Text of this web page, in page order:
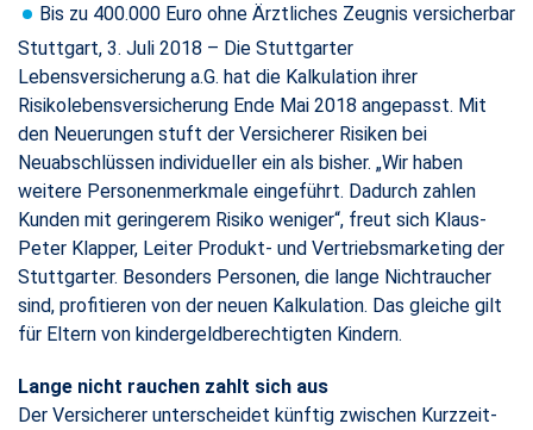
Bis zu 400.000 Euro ohne Ärztliches Zeugnis versicherbar
Stuttgart, 3. Juli 2018 – Die Stuttgarter
Lebensversicherung a.G. hat die Kalkulation ihrer
Risikolebensversicherung Ende Mai 2018 angepasst. Mit
den Neuerungen stuft der Versicherer Risiken bei
Neuabschlüssen individueller ein als bisher. „Wir haben
weitere Personenmerkmale eingeführt. Dadurch zahlen
Kunden mit geringerem Risiko weniger“, freut sich Klaus-
Peter Klapper, Leiter Produkt- und Vertriebsmarketing der
Stuttgarter. Besonders Personen, die lange Nichtraucher
sind, profitieren von der neuen Kalkulation. Das gleiche gilt
für Eltern von kindergeldberechtigten Kindern.
Lange nicht rauchen zahlt sich aus
Der Versicherer unterscheidet künftig zwischen Kurzzeit-